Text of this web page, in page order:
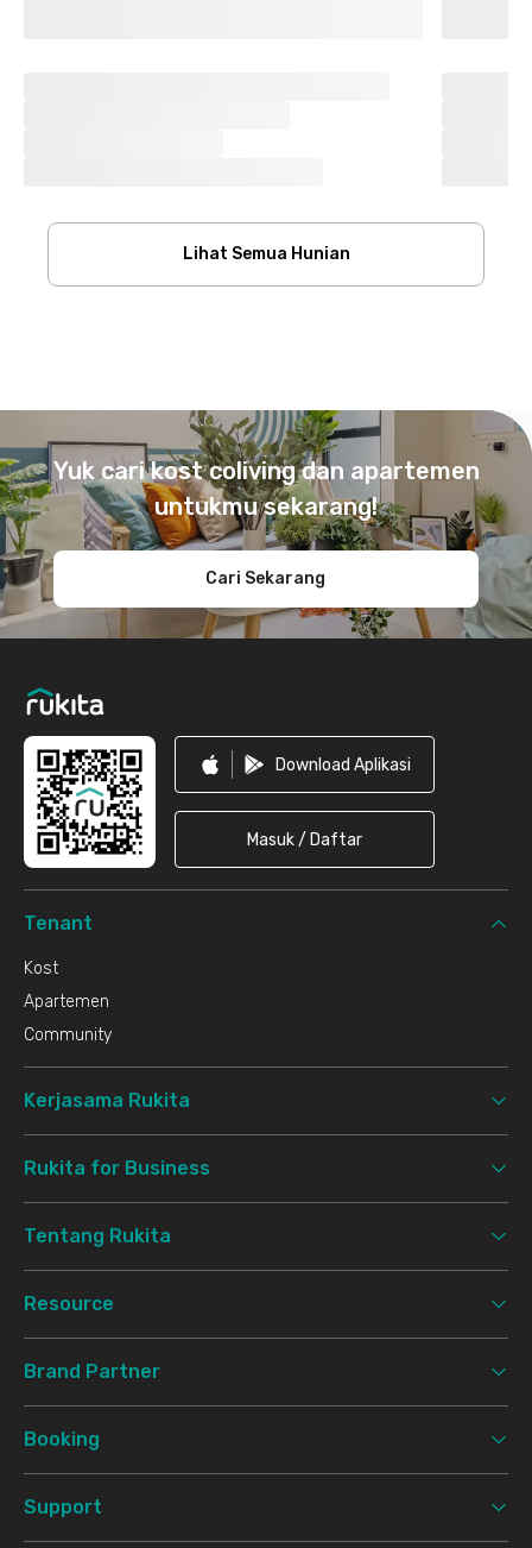
Lihat Semua Hunian
Yuk cari kost coliving dan apartemen
untukmu sekarang!
Cari Sekarang
Download Aplikasi
Masuk / Daftar
Tenant
Kost
Apartemen
Community
Kerjasama Rukita
Rukita for Business
Tentang Rukita
Resource
Brand Partner
Booking
Support